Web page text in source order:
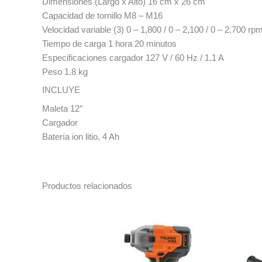
Capacidad de tornillo M8 – M16
Velocidad variable (3) 0 – 1,800 / 0 – 2,100 / 0 – 2,700
Tiempo de carga 1 hora 20 minutos
Especificaciones cargador 127 V / 60 Hz / 1.1 A
Peso 1.8 kg
INCLUYE
Maleta 12″
Cargador
Batería ion litio, 4 Ah
Productos relacionados